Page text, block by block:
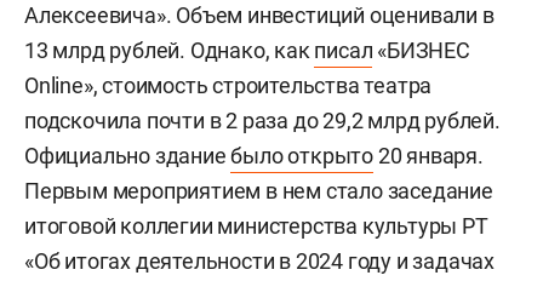
Алексеевича». Объем инвестиций оценивали в
13 млрд рублей. Однако, как писал «БИЗНЕС
Online», стоимость строительства театра
подскочила почти в 2 раза до 29,2 млрд рублей.
Официально зданиебыло открыто20 января.
Первым мероприятием в нем стало заседание
итоговой коллегии министерства культуры РТ
«Об итогах деятельности в 2024 году и задачах